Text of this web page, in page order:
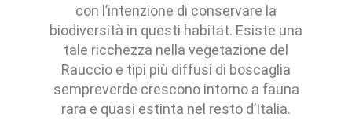
con l’intenzione di conservare la
biodiversità in questi habitat. Esiste una
tale ricchezza nella vegetazione del
Rauccio e tipi più diffusi di boscaglia
sempreverde crescono intorno a fauna
rara e quasi estinta nel resto d’Italia.